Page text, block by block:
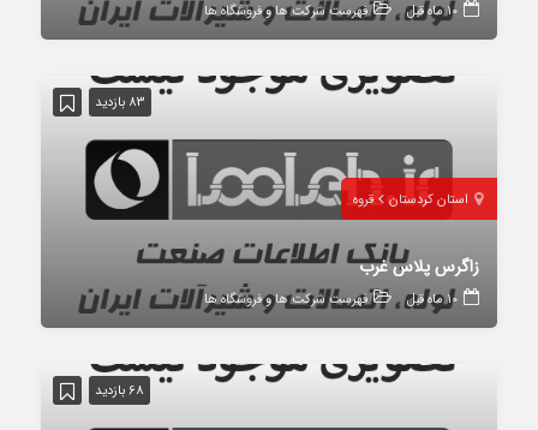
10 ماه قبل فهرست شرکت ها و فروشگاه ها
83 بازدید
استان کردستان قروه
زاگرس پلاس غرب
10 ماه قبل فهرست شرکت ها و فروشگاه ها
68 بازدید